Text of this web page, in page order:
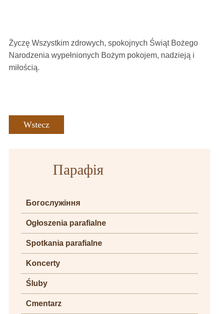
Życzę Wszystkim zdrowych, spokojnych Świąt Bożego
Narodzenia wypełnionych Bożym pokojem, nadzieją i
miłością.
Wstecz
Парафія
Богослужіння
Ogłoszenia parafialne
Spotkania parafialne
Koncerty
Śluby
Cmentarz